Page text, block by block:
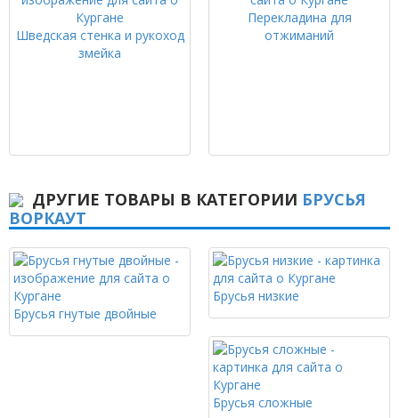
Шведская стенка и рукоход
змейка
Перекладина для
отжиманий
ДРУГИЕ ТОВАРЫ В КАТЕГОРИИ БРУСЬЯ
ВОРКАУТ
Брусья гнутые двойные
Брусья низкие
Брусья сложные